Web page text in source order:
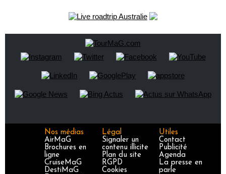
Nos médias
AirMaG
Brochures en
ligne
CruiseMaG
DestiMaG
Légal
Signaler un
contenu illicite
Plan du site
RGPD
Cookies
Utiles
Contact
Publicité
Agenda
La presse en
parle